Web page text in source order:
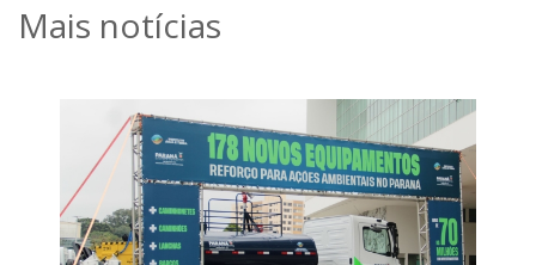
Mais notícias